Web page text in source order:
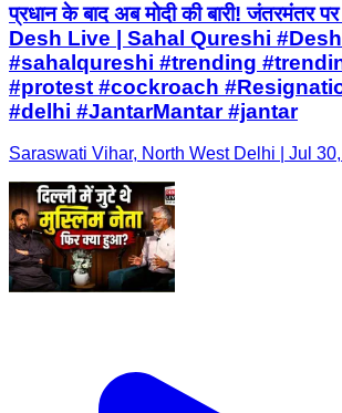
प्रधान के बाद अब मोदी की बारी! जंतरमंतर
Desh Live | Sahal Qureshi
#sahalqureshi #trending
#protest #cockroach
#delhi #JantarMantar #jantar
Saraswati Vihar, North West Delhi | Jul